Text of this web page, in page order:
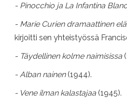
- Pinocchio ja La Infantina
- Marie Curien dramaattinen
kirjoitti sen yhteistyössä
- Täydellinen kolme naimisissa
- Alban nainen (1944).
- Vene ilman kalastajaa (1945).